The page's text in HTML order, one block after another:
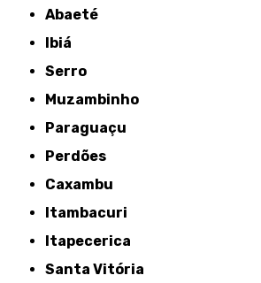
Abaeté
Ibiá
Serro
Muzambinho
Paraguaçu
Perdões
Caxambu
Itambacuri
Itapecerica
Santa Vitória